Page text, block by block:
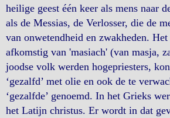
heilige geest één keer als mens naar
als de Messias, de Verlosser, die de
van onwetendheid en zwakheden.
afkomstig van 'masiach' (van masja,
joodse volk werden hogepriesters,
‘gezalfd’ met olie en ook de te
‘gezalfde’ genoemd. In het Grieks
het Latijn christus. Er wordt in dat